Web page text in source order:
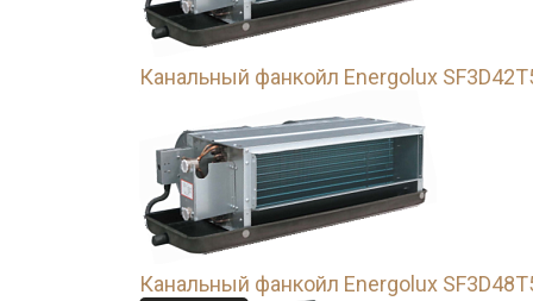
Канальный фанкойл Energolux
Канальный фанкойл Energolux